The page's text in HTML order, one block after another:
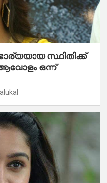
സ്ഥിതിക്ക്
ഒന്ന്